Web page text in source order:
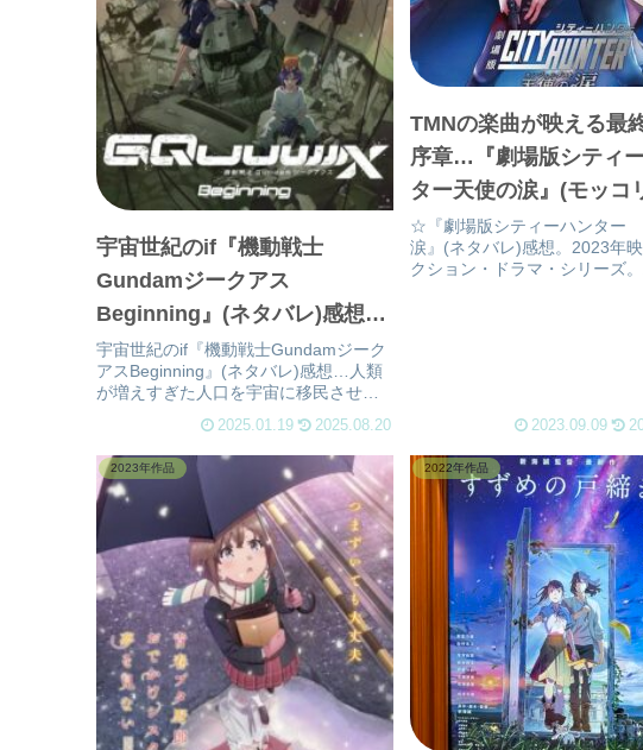
宇宙世紀のif『機動戦士
Gundamジークアス
Beginning』(ネタバレ)感想…
君は生き延びる事が出来る
か？
宇宙世紀のif『機動戦士Gundamジーク
アスBeginning』(ネタバレ)感想…人類
が増えすぎた人口を宇宙に移民させる
大な人口都市は人類の第二の故郷とな
り、人々はそこで子を産み育てそし
て、死んでいった。
2025.01.19 2025.08.20
TMNの楽曲が映える最
序章…『劇場版シティ
ター天使の涙』(モッコ
バレ)感想 聖地新宿舞
レポ2023.9.9
☆『劇場版シティーハンター
涙』(ネタバレ)感想。2023年
クション・ドラマ・シリーズ
2023.09.09
2023年作品 2022年作品